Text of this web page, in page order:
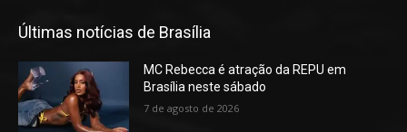
Últimas notícias de Brasília
MC Rebecca é atração da REPU em
Brasília neste sábado
7 de agosto de 2026